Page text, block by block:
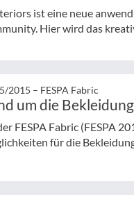
ist eine neue
Hier wird das
2015 – FESPA Fabric
um die
FESPA Fabric (FESPA
für die